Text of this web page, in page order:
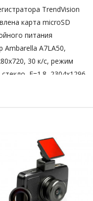
TrendVision
карта microSD
питания
Ambarella A7LA50,
30 к/с, режим
F=1.8, 2304х1296,
кронштейн,
256GB, SD до 32GB
вынесенный